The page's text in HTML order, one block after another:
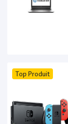
Top Produit